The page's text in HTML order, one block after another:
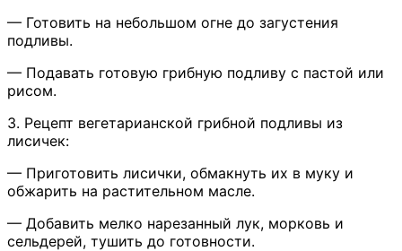
— Готовить на небольшом огне до загустения
подливы.
— Подавать готовую грибную подливу с пастой или
рисом.
3. Рецепт вегетарианской грибной подливы из
лисичек:
— Приготовить лисички, обмакнуть их в муку и
обжарить на растительном масле.
— Добавить мелко нарезанный лук, морковь и
сельдерей, тушить до готовности.